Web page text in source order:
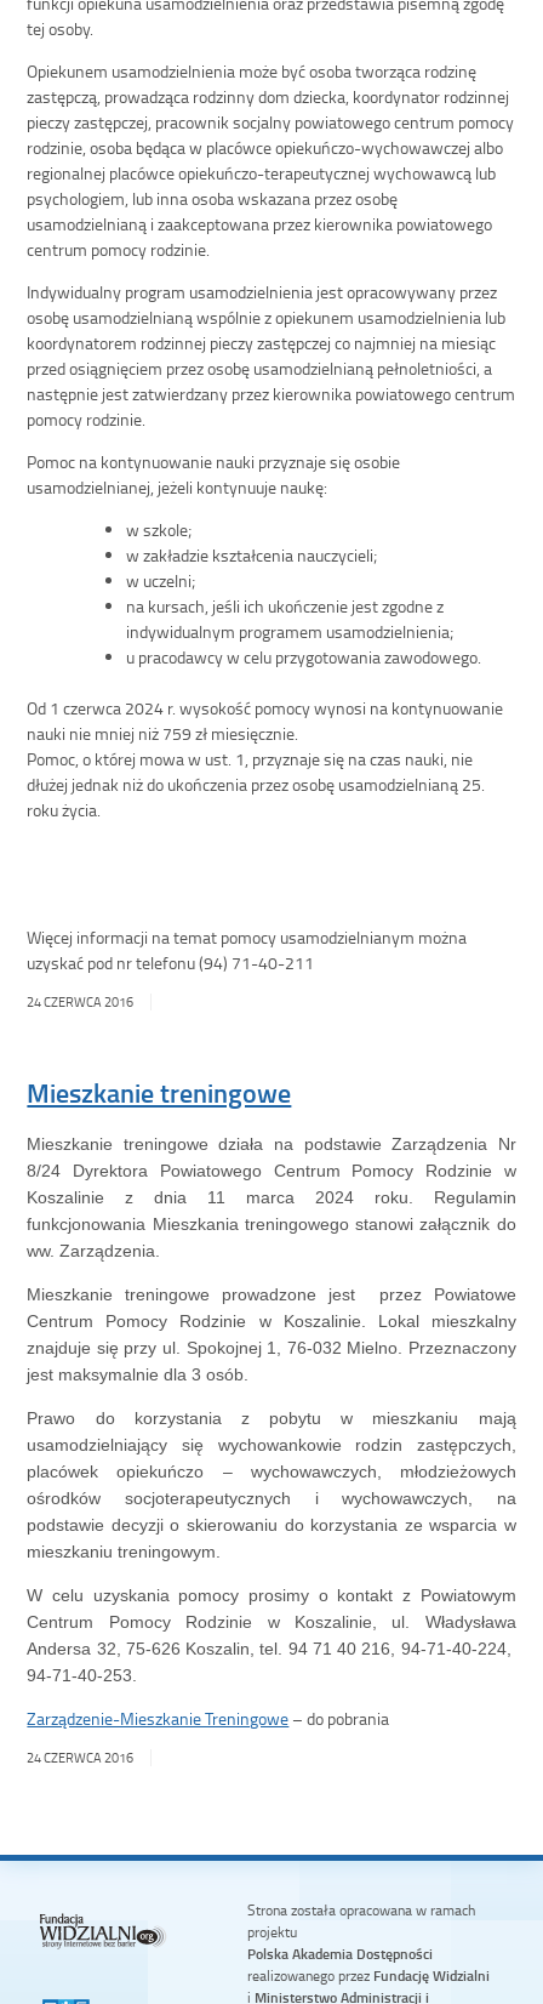
tej osoby.
Opiekunem usamodzielnienia może być osoba tworząca rodzinę
zastępczą, prowadząca rodzinny dom dziecka, koordynator rodzinnej
pieczy zastępczej, pracownik socjalny powiatowego centrum pomocy
rodzinie, osoba będąca w placówce opiekuńczo-wychowawczej albo
regionalnej placówce opiekuńczo-terapeutycznej wychowawcą lub
psychologiem, lub inna osoba wskazana przez osobę
usamodzielnianą i zaakceptowana przez kierownika powiatowego
centrum pomocy rodzinie.
Indywidualny program usamodzielnienia jest opracowywany przez
osobę usamodzielnianą wspólnie z opiekunem usamodzielnienia lub
koordynatorem rodzinnej pieczy zastępczej co najmniej na miesiąc
przed osiągnięciem przez osobę usamodzielnianą pełnoletniości, a
następnie jest zatwierdzany przez kierownika powiatowego centrum
pomocy rodzinie.
Pomoc na kontynuowanie nauki przyznaje się osobie
usamodzielnianej, jeżeli kontynuuje naukę:
w szkole;
w zakładzie kształcenia nauczycieli;
w uczelni;
na kursach, jeśli ich ukończenie jest zgodne z
indywidualnym programem usamodzielnienia;
u pracodawcy w celu przygotowania zawodowego.
Od 1 czerwca 2024 r. wysokość pomocy wynosi na kontynuowanie
nauki nie mniej niż 759 zł miesięcznie.
Pomoc, o której mowa w ust. 1, przyznaje się na czas nauki, nie
dłużej jednak niż do ukończenia przez osobę usamodzielnianą 25.
roku życia.
Więcej informacji na temat pomocy usamodzielnianym można
uzyskać pod nr telefonu (94) 71-40-211
24 CZERWCA 2016
Mieszkanie treningowe
Mieszkanie treningowe działa na podstawie Zarządzenia Nr
8/24 Dyrektora Powiatowego Centrum Pomocy Rodzinie w
Koszalinie z dnia 11 marca 2024 roku. Regulamin
funkcjonowania Mieszkania treningowego stanowi załącznik do
ww. Zarządzenia.
Mieszkanie treningowe prowadzone jest przez Powiatowe
Centrum Pomocy Rodzinie w Koszalinie. Lokal mieszkalny
znajduje się przy ul. Spokojnej 1, 76-032 Mielno. Przeznaczony
jest maksymalnie dla 3 osób.
Prawo do korzystania z pobytu w mieszkaniu mają
usamodzielniający się wychowankowie rodzin zastępczych,
placówek opiekuńczo – wychowawczych, młodzieżowych
ośrodków socjoterapeutycznych i wychowawczych, na
podstawie decyzji o skierowaniu do korzystania ze wsparcia w
mieszkaniu treningowym.
W celu uzyskania pomocy prosimy o kontakt z Powiatowym
Centrum Pomocy Rodzinie w Koszalinie, ul. Władysława
Andersa 32, 75-626 Koszalin, tel. 94 71 40 216, 94-71-40-224,
94-71-40-253.
Zarządzenie-Mieszkanie Treningowe – do pobrania
24 CZERWCA 2016
Strona została opracowana w ramach
projektu
Polska Akademia Dostępności
realizowanego przez Fundację Widzialni
i Ministerstwo Administracji i